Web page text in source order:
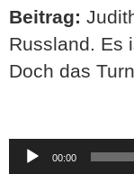
Beitrag:
Russland. Es
Doch das
Audio-
Player
00:00